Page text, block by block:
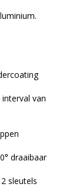
van
draaibaar
sleutels